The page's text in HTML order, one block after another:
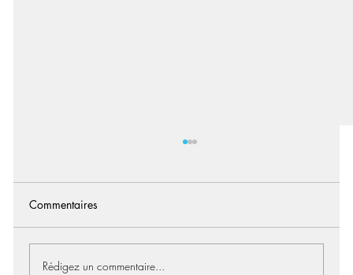
Commentaires
Rédigez un commentaire...